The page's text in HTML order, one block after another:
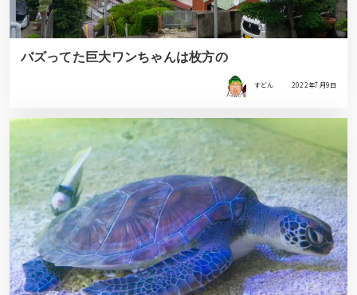
バズってた巨大ワンちゃんは枚方の
すどん 2022年7月9日